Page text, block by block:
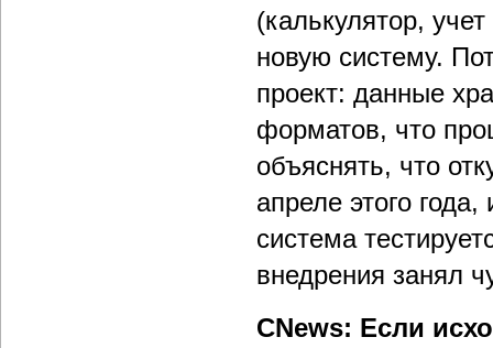
(калькулятор,
новую систему.
проект: данные
форматов, что
объяснять, что
апреле этого
система
внедрения занял
CNews: Если